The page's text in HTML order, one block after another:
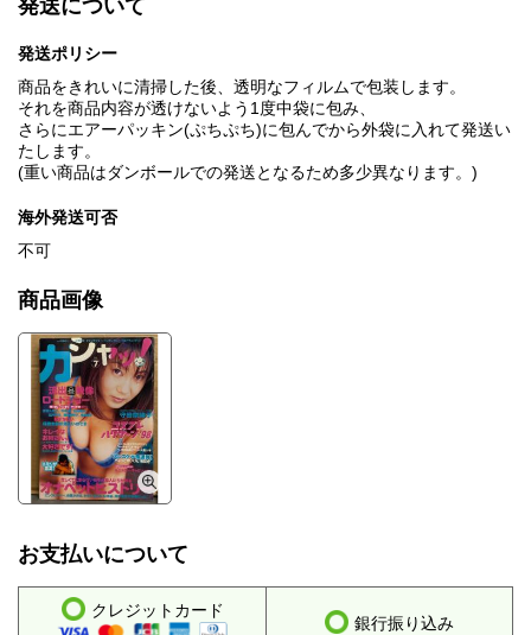
発送について
発送ポリシー
商品をきれいに清掃した後、透明なフィルムで包装します。
それを商品内容が透けないよう1度中袋に包み、
さらにエアーパッキン(ぷちぷち)に包んでから外袋に入れて発送い
たします。
(重い商品はダンボールでの発送となるため多少異なります。)
海外発送可否
不可
商品画像
お支払いについて
クレジットカード
銀行振り込み